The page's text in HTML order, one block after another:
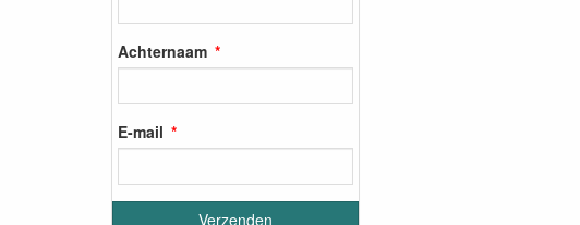
Achternaam
E-mail